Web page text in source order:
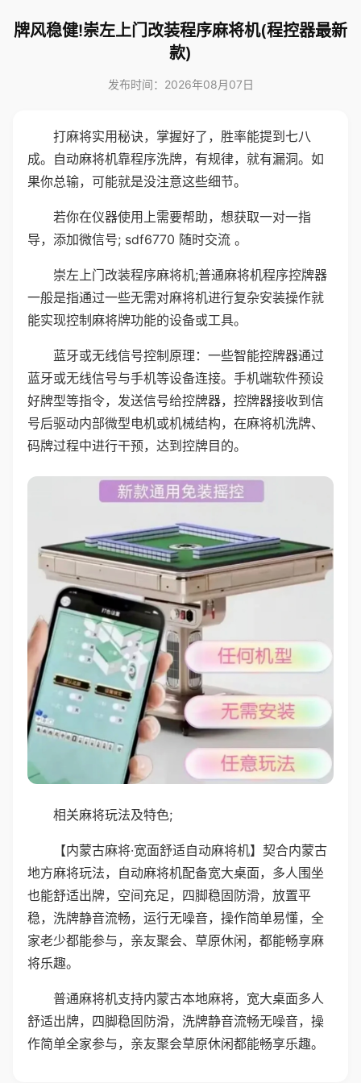
牌风稳健!崇左上门改装程序麻将机(程控器最新
款)
发布时间：2026年08月07日
打麻将实用秘诀，掌握好了，胜率能提到七八
成。自动麻将机靠程序洗牌，有规律，就有漏洞。如
果你总输，可能就是没注意这些细节。
若你在仪器使用上需要帮助，想获取一对一指
导，添加微信号; sdf6770 随时交流 。
崇左上门改装程序麻将机;普通麻将机程序控牌器
一般是指通过一些无需对麻将机进行复杂安装操作就
能实现控制麻将牌功能的设备或工具。
蓝牙或无线信号控制原理：一些智能控牌器通过
蓝牙或无线信号与手机等设备连接。手机端软件预设
好牌型等指令，发送信号给控牌器，控牌器接收到信
号后驱动内部微型电机或机械结构，在麻将机洗牌、
码牌过程中进行干预，达到控牌目的。
相关麻将玩法及特色;
【内蒙古麻将·宽面舒适自动麻将机】契合内蒙古
地方麻将玩法，自动麻将机配备宽大桌面，多人围坐
也能舒适出牌，空间充足，四脚稳固防滑，放置平
稳，洗牌静音流畅，运行无噪音，操作简单易懂，全
家老少都能参与，亲友聚会、草原休闲，都能畅享麻
将乐趣。
普通麻将机支持内蒙古本地麻将，宽大桌面多人
舒适出牌，四脚稳固防滑，洗牌静音流畅无噪音，操
作简单全家参与，亲友聚会草原休闲都能畅享乐趣。